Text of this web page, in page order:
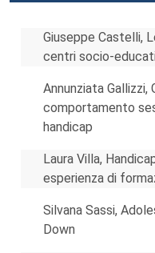
Giuseppe Castelli,
centri socio-
Annunziata
comportamento
handicap
Laura Villa,
esperienza di
Silvana Sassi,
Down